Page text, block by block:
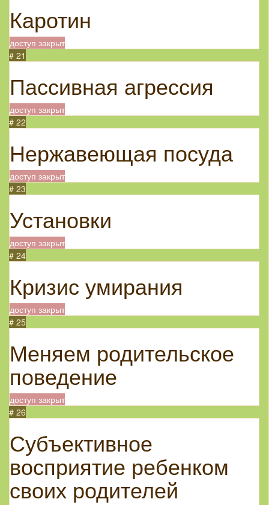
Каротин
доступ закрыт
# 21
Пассивная агрессия
доступ закрыт
# 22
Нержавеющая посуда
доступ закрыт
# 23
Установки
доступ закрыт
# 24
Кризис умирания
доступ закрыт
# 25
Меняем родительское
поведение
доступ закрыт
# 26
Субъективное
восприятие ребенком
своих родителей